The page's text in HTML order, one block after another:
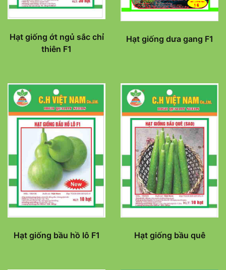
Hạt giống ớt ngủ sắc chỉ
thiên F1
Hạt giống dưa gang F1
Hạt giống bầu hồ lô F1 Hạt giống bầu quê